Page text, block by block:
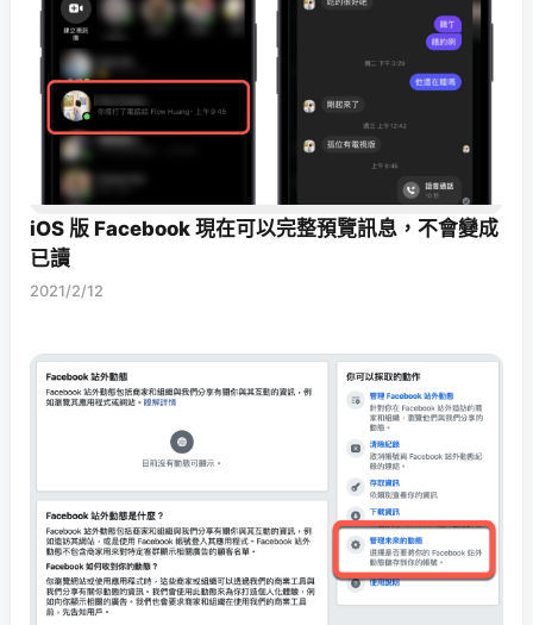
iOS 版 Facebook 現在可以完整預覽訊息，不會變成
已讀
2021/2/12